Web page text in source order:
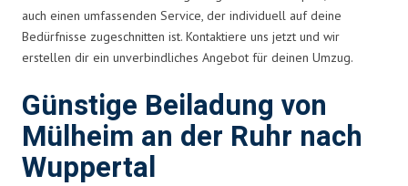
auch einen umfassenden Service, der individuell auf deine
Bedürfnisse zugeschnitten ist. Kontaktiere uns jetzt und wir
erstellen dir ein unverbindliches Angebot für deinen Umzug.
Günstige Beiladung von
Mülheim an der Ruhr nach
Wuppertal